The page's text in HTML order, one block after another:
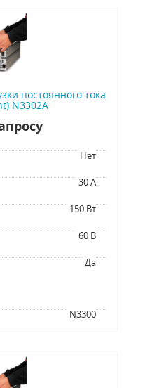
постоянного тока
N3302A
Нет
30 А
150 Вт
60 В
Да
N3300